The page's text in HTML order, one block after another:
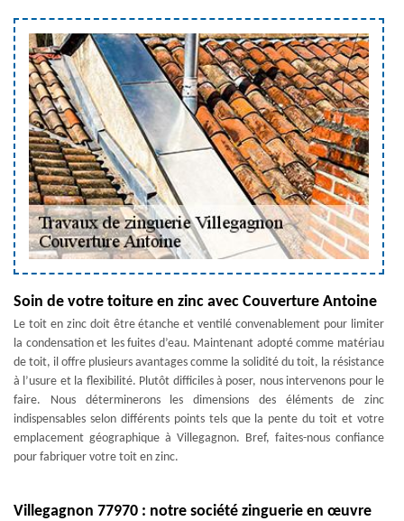
Soin de votre toiture en zinc avec Couverture Antoine
Le toit en zinc doit être étanche et ventilé convenablement pour limiter
la condensation et les fuites d’eau. Maintenant adopté comme matériau
de toit, il offre plusieurs avantages comme la solidité du toit, la résistance
à l’usure et la flexibilité. Plutôt difficiles à poser, nous intervenons pour le
faire. Nous déterminerons les dimensions des éléments de zinc
indispensables selon différents points tels que la pente du toit et votre
emplacement géographique à Villegagnon. Bref, faites-nous confiance
pour fabriquer votre toit en zinc.
Villegagnon 77970 : notre société zinguerie en œuvre